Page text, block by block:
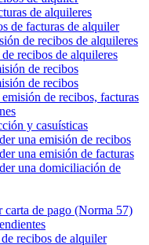
de alquileres
de facturas de alquiler
de recibos de alquileres
recibos de alquileres
de recibos
de recibos
de recibos, facturas
y casuísticas
una emisión de recibos
una emisión de facturas
una domiciliación de
carta de pago (Norma 57)
recibos de alquiler